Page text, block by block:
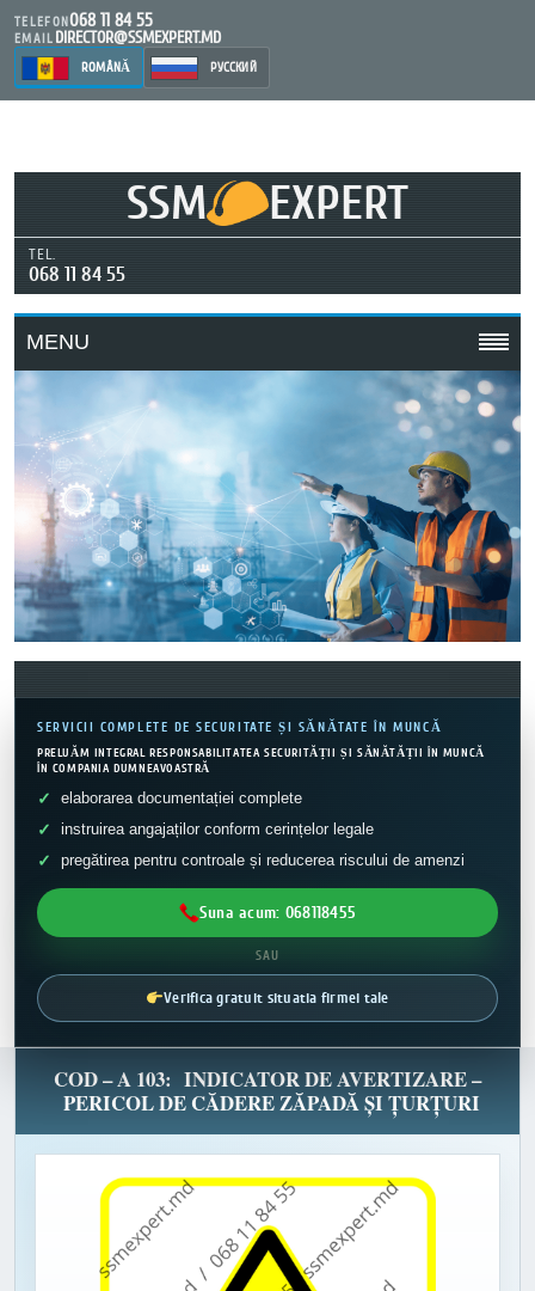
TELEFON068 11 84 55
EMAIL DIRECTOR@SSMEXPERT.MD
ROMÂNĂ РУССКИЙ
SSM EXPERT
TEL.
068 11 84 55
MENU
SERVICII COMPLETE DE SECURITATE ȘI SĂNĂTATE ÎN MUNCĂ
PRELUĂM INTEGRAL RESPONSABILITATEA SECURITĂȚII ȘI SĂNĂTĂȚII ÎN MUNCĂ
ÎN COMPANIA DUMNEAVOASTRĂ
elaborarea documentației complete
instruirea angajaților conform cerințelor legale
pregătirea pentru controale și reducerea riscului de amenzi
Suna acum: 068118455
SAU
Verifica gratuit situatia firmei tale
COD – A 103: INDICATOR DE AVERTIZARE –
PERICOL DE CĂDERE ZĂPADĂ ȘI ȚURȚURI